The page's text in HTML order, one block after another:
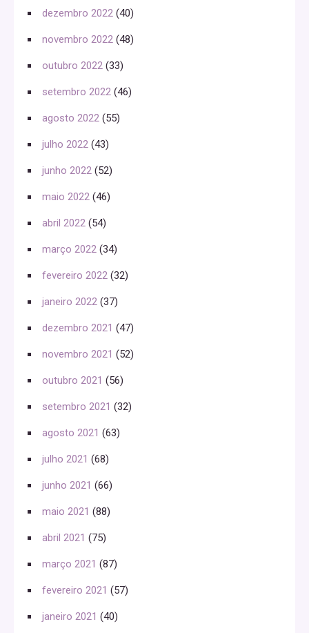
dezembro 2022 (40)
novembro 2022 (48)
outubro 2022 (33)
setembro 2022 (46)
agosto 2022 (55)
julho 2022 (43)
junho 2022 (52)
maio 2022 (46)
abril 2022 (54)
março 2022 (34)
fevereiro 2022 (32)
janeiro 2022 (37)
dezembro 2021 (47)
novembro 2021 (52)
outubro 2021 (56)
setembro 2021 (32)
agosto 2021 (63)
julho 2021 (68)
junho 2021 (66)
maio 2021 (88)
abril 2021 (75)
março 2021 (87)
fevereiro 2021 (57)
janeiro 2021 (40)